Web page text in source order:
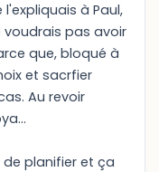
à Paul,
pas avoir
que, bloqué à
et sacrfier
Au revoir
planifier et ça